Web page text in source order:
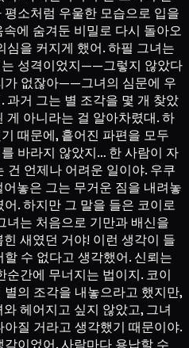
소처럼 우울한 모습으로 입을
에 숨겨둔 비밀로 다시 돌아오
심을 커지게 했어. 하필 그녀는
성격이었지——그렇지 않았다
가 없잖아——그녀의 심문에 우
과거 그는 별 조각을 몇 개 찾았
게 아니라는 걸 알아차렸대. 하
때문에, 흩어진 파편을 모두
바라지 않았지… 한 사람이 자
건 언제나 어려운 일이야. 우쿠
놓은 그는 무거운 짐을 내려놓
. 하지만 그 말을 들은 코이로
녀는 처음으로 기만과 배신을
새였던 거야! 이런 생각이 들
수 없다고 생각했어. 신뢰는
간에 무너지는 법이지. 코이
의 조각을 내놓으라고 했지만,
헤어지고 싶지 않았고, 그녀
질 거라고 생각했기 때문이야.